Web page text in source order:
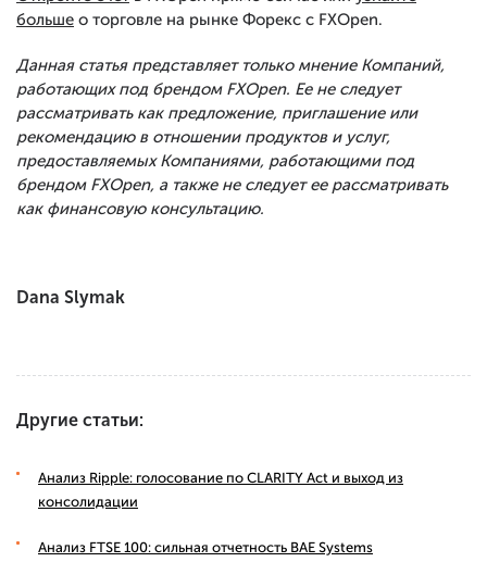
больше о торговле на рынке Форекс с FXOpen.
Данная статья представляет только мнение Компаний,
работающих под брендом FXOpen. Ее не следует
рассматривать как предложение, приглашение или
рекомендацию в отношении продуктов и услуг,
предоставляемых Компаниями, работающими под
брендом FXOpen, а также не следует ее рассматривать
как финансовую консультацию.
Dana Slymak
Другие статьи:
Анализ Ripple: голосование по CLARITY Act и выход из
консолидации
Анализ FTSE 100: сильная отчетность BAE Systems